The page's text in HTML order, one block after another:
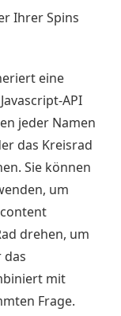
Ihrer Spins
eine
API
jeder Namen
das Kreisrad
Sie können
um
drehen, um
das
mit
Frage.